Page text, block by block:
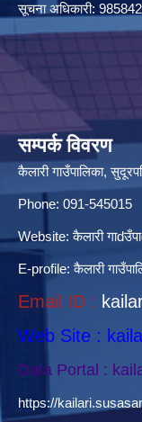
सूचना अधिकारी:
सम्पर्क विवरण
कैलारी गाउँपालिका,
Phone: 091-545015
Website:कैलारी
E-profile:कैलारी
Email ID :
Web Site :
Data Portal :
https://